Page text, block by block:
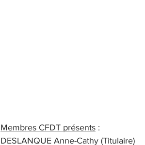
Membres CFDT présents :
DESLANQUE Anne-Cathy (Titulaire)